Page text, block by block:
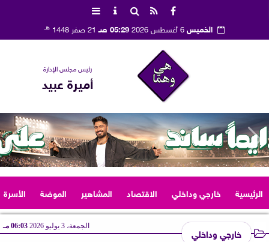
الخميس 05:29 صـ 21 صفر 1448 هـ
رئيس مجلس الإدارة
أميرة عبيد
الرئيسية خارجي وداخلي الاقتصاد المشاهير الموضة الأسرة
خارجي وداخلي الجمعة، 3 يوليو 2026 06:03 مـ